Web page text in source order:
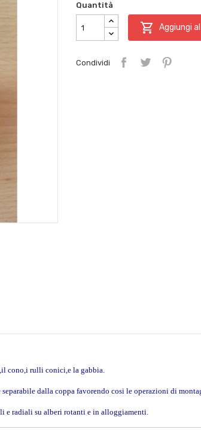
Quantità
 Aggiungi
Condividi
cono,i rulli conici,e la gabbia.
dalla coppa favorendo cosi le operazioni di
e radiali su alberi rotanti e in alloggiamenti.